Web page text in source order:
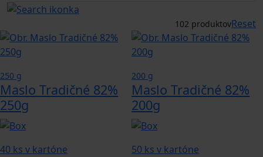
102 produktovReset
250 g
Maslo Tradičné 82%
250g
40 ks v kartóne
200 g
Maslo Tradičné 82%
200g
50 ks v kartóne